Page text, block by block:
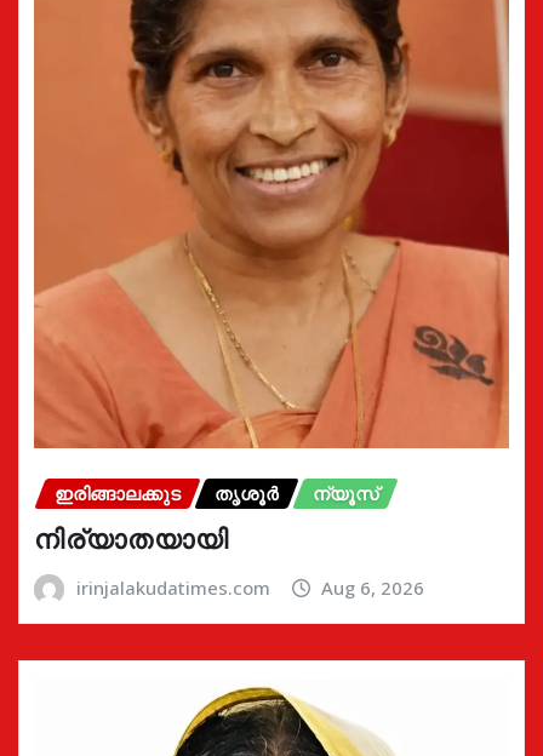
ഇരിങ്ങാലക്കുട തൃശൂർ ന്യൂസ്
നിര്യാതയായി
irinjalakudatimes.com Aug 6, 2026